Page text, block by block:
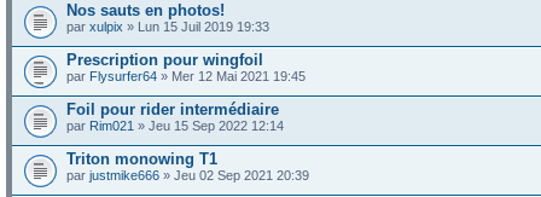
Nos sauts en photos!
par xulpix » Lun 15 Juil 2019 19:33
Prescription pour wingfoil
par Flysurfer64 » Mer 12 Mai 2021 19:45
Foil pour rider intermédiaire
par Rim021 » Jeu 15 Sep 2022 12:14
Triton monowing T1
par justmike666 » Jeu 02 Sep 2021 20:39